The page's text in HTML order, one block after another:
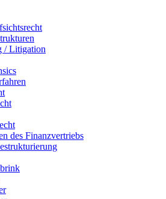
/ Litigation
des Finanzvertriebs